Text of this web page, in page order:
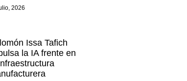
2026
Issa Tafich
la IA frente en